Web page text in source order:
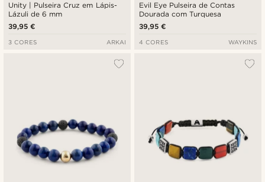
Unity | Pulseira Cruz em Lápis-
Lázuli de 6 mm
39,95 €
3 CORES ARKAI
Evil Eye Pulseira de Contas
Dourada com Turquesa
39,95 €
4 CORES WAYKINS